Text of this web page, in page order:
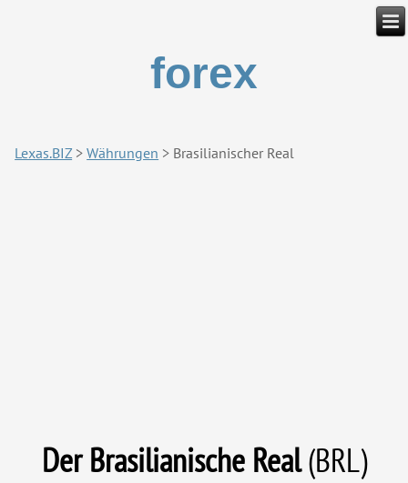
forex
Lexas.BIZ >Währungen > Brasilianischer Real
Der Brasilianische Real(BRL)